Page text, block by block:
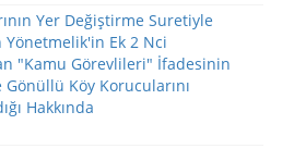
Yer Değiştirme Suretiyle
Ek 2 Nci
"Kamu Görevlileri" İfadesinin
Köy Korucularını
Hakkında